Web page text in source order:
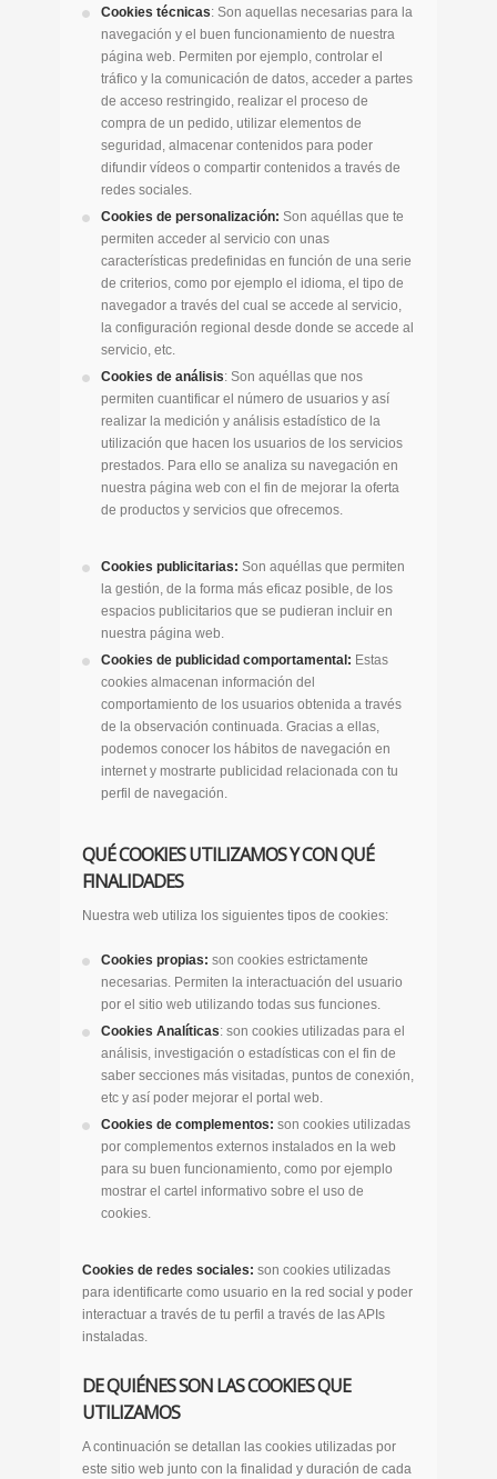
Cookies técnicas: Son aquellas necesarias para la
navegación y el buen funcionamiento de nuestra
página web. Permiten por ejemplo, controlar el
tráfico y la comunicación de datos, acceder a partes
de acceso restringido, realizar el proceso de
compra de un pedido, utilizar elementos de
seguridad, almacenar contenidos para poder
difundir vídeos o compartir contenidos a través de
redes sociales.
Cookies de personalización: Son aquéllas que te
permiten acceder al servicio con unas
características predefinidas en función de una serie
de criterios, como por ejemplo el idioma, el tipo de
navegador a través del cual se accede al servicio,
la configuración regional desde donde se accede al
servicio, etc.
Cookies de análisis: Son aquéllas que nos
permiten cuantificar el número de usuarios y así
realizar la medición y análisis estadístico de la
utilización que hacen los usuarios de los servicios
prestados. Para ello se analiza su navegación en
nuestra página web con el fin de mejorar la oferta
de productos y servicios que ofrecemos.
Cookies publicitarias: Son aquéllas que permiten
la gestión, de la forma más eficaz posible, de los
espacios publicitarios que se pudieran incluir en
nuestra página web.
Cookies de publicidad comportamental: Estas
cookies almacenan información del
comportamiento de los usuarios obtenida a través
de la observación continuada. Gracias a ellas,
podemos conocer los hábitos de navegación en
internet y mostrarte publicidad relacionada con tu
perfil de navegación.
QUÉ COOKIES UTILIZAMOS Y CON QUÉ
FINALIDADES
Nuestra web utiliza los siguientes tipos de cookies:
Cookies propias: son cookies estrictamente
necesarias. Permiten la interactuación del usuario
por el sitio web utilizando todas sus funciones.
Cookies Analíticas: son cookies utilizadas para el
análisis, investigación o estadísticas con el fin de
saber secciones más visitadas, puntos de conexión,
etc y así poder mejorar el portal web.
Cookies de complementos: son cookies utilizadas
por complementos externos instalados en la web
para su buen funcionamiento, como por ejemplo
mostrar el cartel informativo sobre el uso de
cookies.
Cookies de redes sociales: son cookies utilizadas
para identificarte como usuario en la red social y poder
interactuar a través de tu perfil a través de las APIs
instaladas.
DE QUIÉNES SON LAS COOKIES QUE
UTILIZAMOS
A continuación se detallan las cookies utilizadas por
este sitio web junto con la finalidad y duración de cada